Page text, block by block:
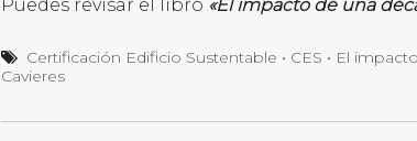
Puedes revisar el libro «El impacto de una
Certificación Edificio Sustentable • CES • El
Cavieres